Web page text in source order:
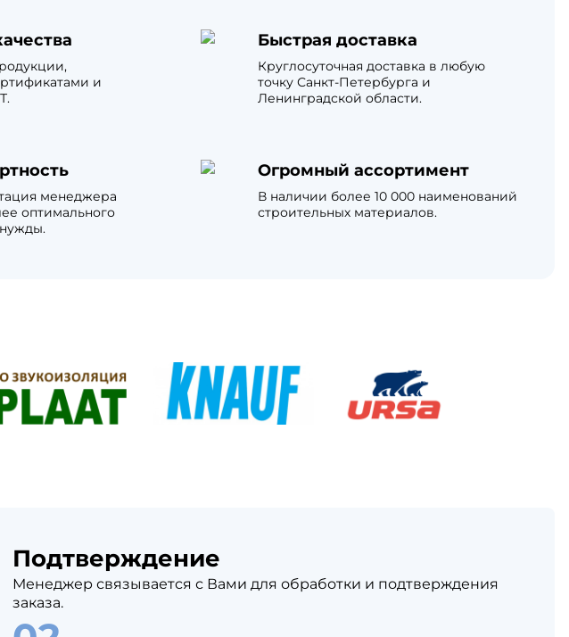
и
Быстрая доставка
Круглосуточная доставка в любую
точку Санкт-Петербурга и
Ленинградской области.
менеджера
оптимального
Огромный ассортимент
В наличии более 10 000 наименований
строительных материалов.
Подтверждение
Менеджер связывается с Вами для обработки и подтверждения
заказа.